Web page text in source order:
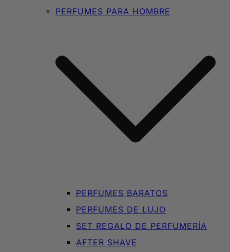
PERFUMES PARA HOMBRE
PERFUMES BARATOS
PERFUMES DE LUJO
SET REGALO DE PERFUMERÍA
AFTER SHAVE